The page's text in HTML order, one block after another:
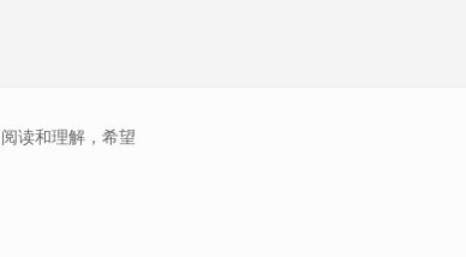
读和理解，希望